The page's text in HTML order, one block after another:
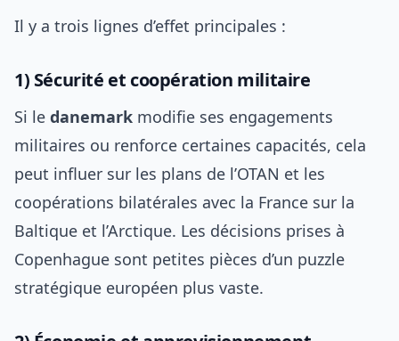
Il y a trois lignes d’effet principales :
1) Sécurité et coopération militaire
Si le danemark modifie ses engagements
militaires ou renforce certaines capacités, cela
peut influer sur les plans de l’OTAN et les
coopérations bilatérales avec la France sur la
Baltique et l’Arctique. Les décisions prises à
Copenhague sont petites pièces d’un puzzle
stratégique européen plus vaste.